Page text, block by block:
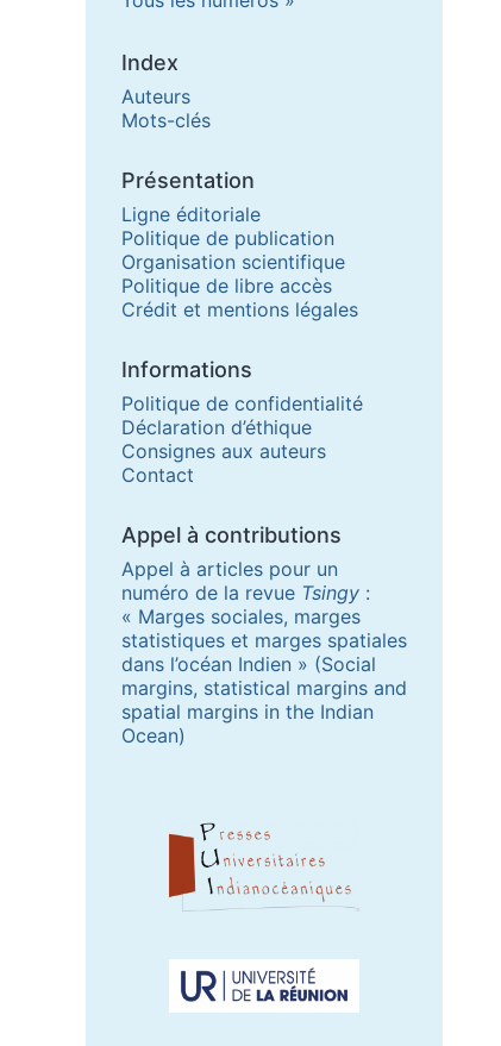
Index
Auteurs
Mots-clés
Présentation
Ligne éditoriale
Politique de publication
Organisation scientifique
Politique de libre accès
Crédit et mentions légales
Informations
Politique de confidentialité
Déclaration d’éthique
Consignes aux auteurs
Contact
Appel à contributions
Appel à articles pour un
numéro de la revue Tsingy :
« Marges sociales, marges
statistiques et marges spatiales
dans l’océan Indien » (Social
margins, statistical margins and
spatial margins in the Indian
Ocean)
Partenaires